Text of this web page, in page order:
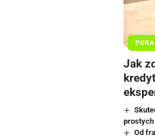
Jak
prostych
Od